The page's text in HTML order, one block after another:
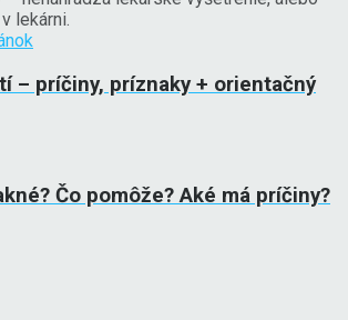
lekárni.
– príčiny, príznaky + orientačný
Čo pomôže? Aké má príčiny?